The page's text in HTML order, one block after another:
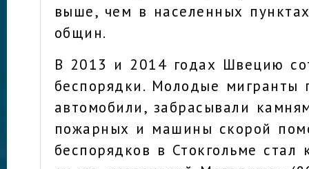
выше, чем в населенных
общин.
В 2013 и 2014 годах Швецию
беспорядки. Молодые мигранты
автомобили, забрасывали
пожарных и машины скорой
беспорядков в Стокгольме стал